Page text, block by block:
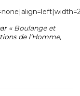
« Boulange et
de l’Homme,